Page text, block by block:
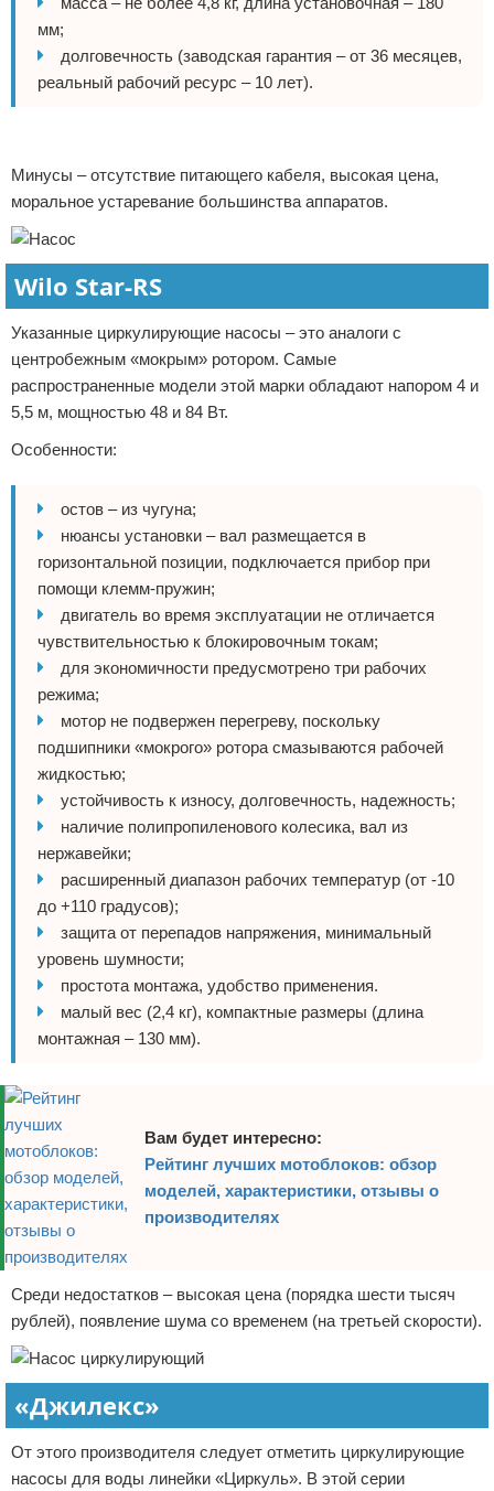
мм;
долговечность (заводская гарантия – от 36 месяцев,
реальный рабочий ресурс – 10 лет).
Минусы – отсутствие питающего кабеля, высокая цена,
моральное устаревание большинства аппаратов.
Wilo Star-RS
Указанные циркулирующие насосы – это аналоги с
центробежным «мокрым» ротором. Самые
распространенные модели этой марки обладают напором 4 и
5,5 м, мощностью 48 и 84 Вт.
Особенности:
остов – из чугуна;
нюансы установки – вал размещается в
горизонтальной позиции, подключается прибор при
помощи клемм-пружин;
двигатель во время эксплуатации не отличается
чувствительностью к блокировочным токам;
для экономичности предусмотрено три рабочих
режима;
мотор не подвержен перегреву, поскольку
подшипники «мокрого» ротора смазываются рабочей
жидкостью;
устойчивость к износу, долговечность, надежность;
наличие полипропиленового колесика, вал из
нержавейки;
расширенный диапазон рабочих температур (от -10
до +110 градусов);
защита от перепадов напряжения, минимальный
уровень шумности;
простота монтажа, удобство применения.
малый вес (2,4 кг), компактные размеры (длина
монтажная – 130 мм).
Вам будет интересно:
Рейтинг лучших мотоблоков: обзор
моделей, характеристики, отзывы о
производителях
Среди недостатков – высокая цена (порядка шести тысяч
рублей), появление шума со временем (на третьей скорости).
«Джилекс»
От этого производителя следует отметить циркулирующие
насосы для воды линейки «Циркуль». В этой серии